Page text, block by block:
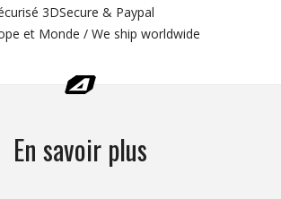
3DSecure & Paypal
et Monde / We ship worldwide
En savoir plus